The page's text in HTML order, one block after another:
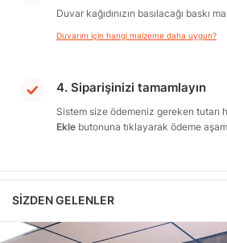
Duvar kağıdınızın basılacağı baskı
Duvarım için hangi malzeme daha uygun?
4. Siparişinizi tamamlayın
Sistem size ödemeniz gereken tutarı
Ekle butonuna tıklayarak ödeme
SIZDEN GELENLER